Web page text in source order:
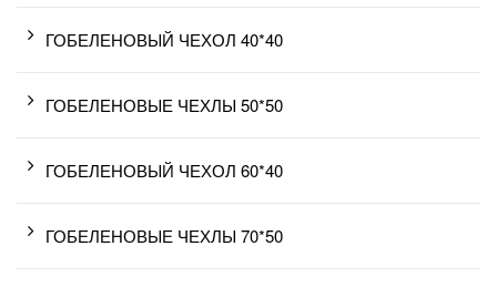
ГОБЕЛЕНОВЫЙ ЧЕХОЛ 40*40
ГОБЕЛЕНОВЫЕ ЧЕХЛЫ 50*50
ГОБЕЛЕНОВЫЙ ЧЕХОЛ 60*40
ГОБЕЛЕНОВЫЕ ЧЕХЛЫ 70*50